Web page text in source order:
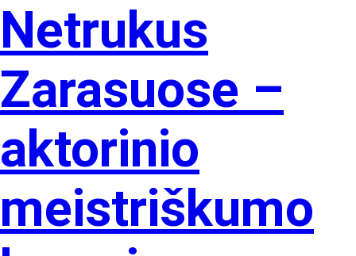
Netrukus
Zarasuose –
aktorinio
meistriškumo